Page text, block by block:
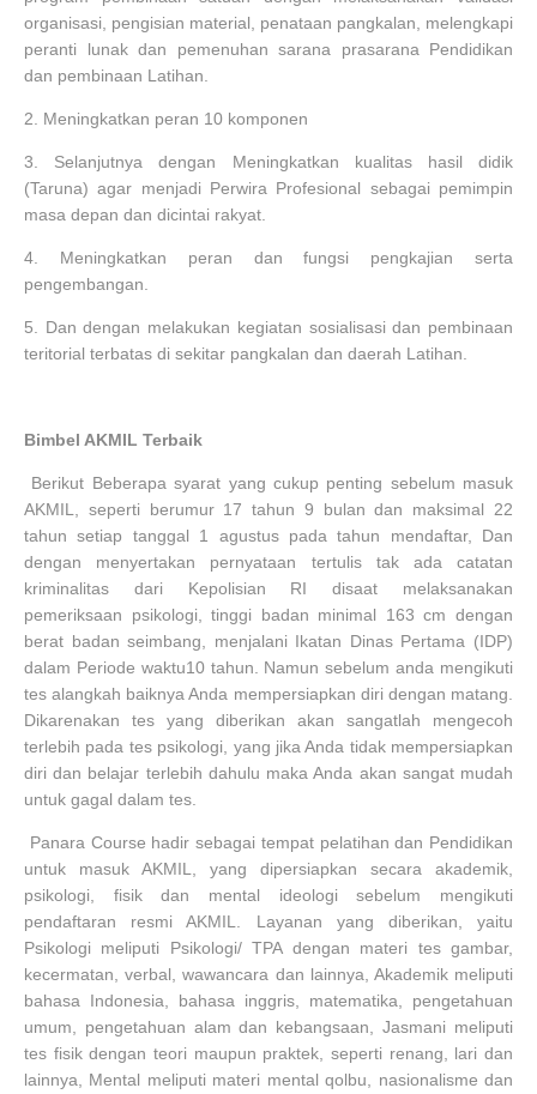
organisasi, pengisian material, penataan pangkalan, melengkapi
peranti lunak dan pemenuhan sarana prasarana Pendidikan
dan pembinaan Latihan.
2. Meningkatkan peran 10 komponen
3.
Selanjutnya dengan Meningkatkan kualitas hasil didik
(Taruna) agar menjadi Perwira Profesional sebagai pemimpin
masa depan dan dicintai rakyat.
4.
Meningkatkan peran dan fungsi pengkajian serta
pengembangan.
5.
Dan dengan melakukan kegiatan sosialisasi dan pembinaan
teritorial terbatas di sekitar pangkalan dan daerah Latihan.
Bimbel AKMIL Terbaik
Berikut Beberapa syarat yang cukup penting sebelum masuk
AKMIL, seperti berumur 17 tahun 9 bulan dan maksimal 22
tahun setiap tanggal 1 agustus pada tahun mendaftar, Dan
dengan menyertakan pernyataan tertulis tak ada catatan
kriminalitas dari Kepolisian RI disaat melaksanakan
pemeriksaan psikologi, tinggi badan minimal 163 cm dengan
berat badan seimbang, menjalani Ikatan Dinas Pertama (IDP)
dalam Periode waktu10 tahun. Namun sebelum anda mengikuti
tes alangkah baiknya Anda mempersiapkan diri dengan matang.
Dikarenakan tes yang diberikan akan sangatlah mengecoh
terlebih pada tes psikologi, yang jika Anda tidak mempersiapkan
diri dan belajar terlebih dahulu maka Anda akan sangat mudah
untuk gagal dalam tes.
Panara Course hadir sebagai tempat pelatihan dan Pendidikan
untuk masuk AKMIL, yang dipersiapkan secara akademik,
psikologi, fisik dan mental ideologi sebelum mengikuti
pendaftaran resmi AKMIL. Layanan yang diberikan, yaitu
Psikologi meliputi Psikologi/ TPA dengan materi tes gambar,
kecermatan, verbal, wawancara dan lainnya, Akademik meliputi
bahasa Indonesia, bahasa inggris, matematika, pengetahuan
umum, pengetahuan alam dan kebangsaan, Jasmani meliputi
tes fisik dengan teori maupun praktek, seperti renang, lari dan
lainnya, Mental meliputi materi mental qolbu, nasionalisme dan